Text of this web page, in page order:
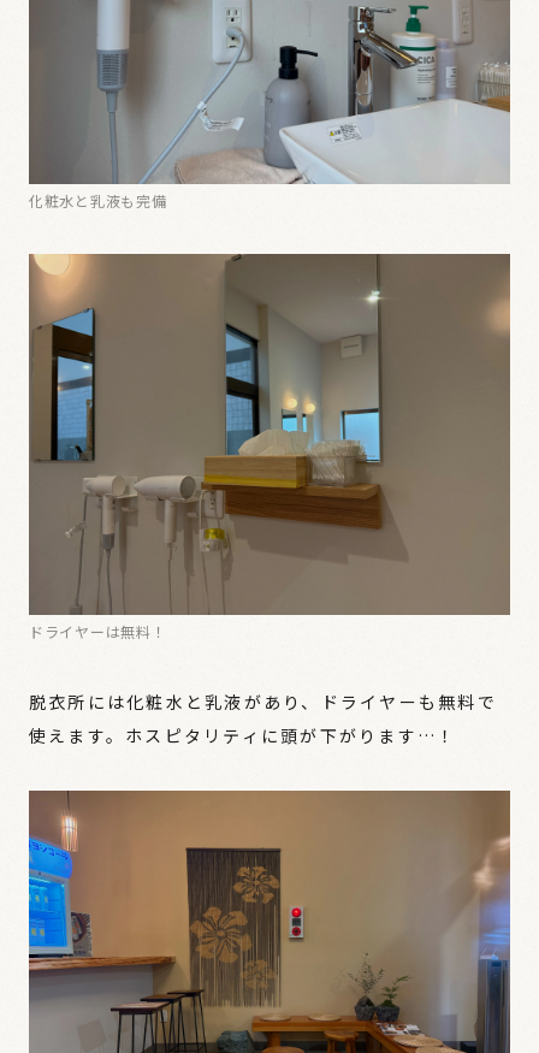
化粧水と乳液も完備
ドライヤーは無料！
脱衣所には化粧水と乳液があり、ドライヤーも無料で
使えます。ホスピタリティに頭が下がります…！